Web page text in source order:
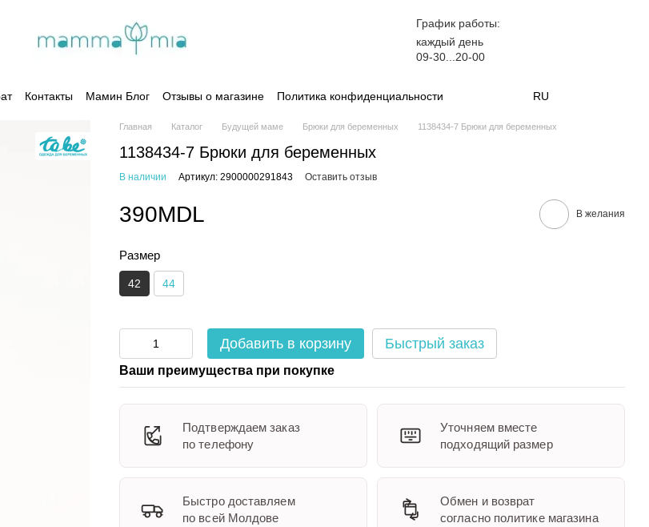
График работы:
каждый день
09-30...20-00
Контакты Мамин Блог Отзывы о магазине Политика конфиденциальности RU
Главная Каталог Будущей маме Брюки для беременных 1138434-7 Брюки для беременных
1138434-7 Брюки для беременных
В наличии Артикул: 2900000291843 Оставить отзыв
390MDL В желания
Размер
42 44
Добавить в корзину Быстрый заказ
Ваши преимущества при покупке
Подтверждаем заказ
по телефону
Уточняем вместе
подходящий размер
Быстро доставляем
по всей Молдове
Обмен и возврат
согласно политике магазина